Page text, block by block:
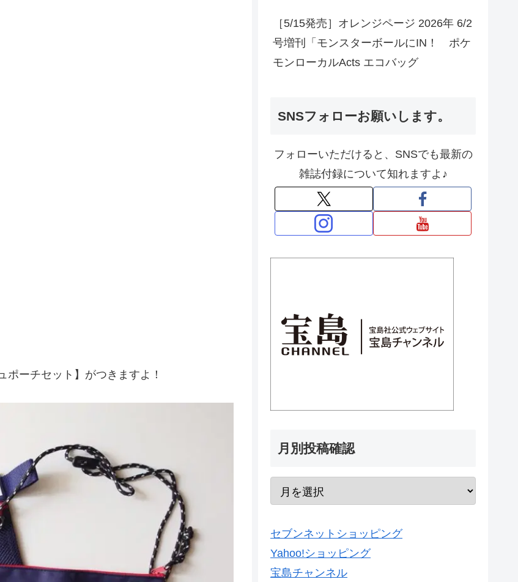
ーチセット】がつきますよ！
［5/15発売］オレンジページ 2026年 6/2
号増刊「モンスターボールにIN！ ポケ
モンローカルActs エコバッグ
SNSフォローお願いします。
フォローいただけると、SNSでも最新の
雑誌付録について知れますよ♪
月別投稿確認
セブンネットショッピング
Yahoo!ショッピング
宝島チャンネル